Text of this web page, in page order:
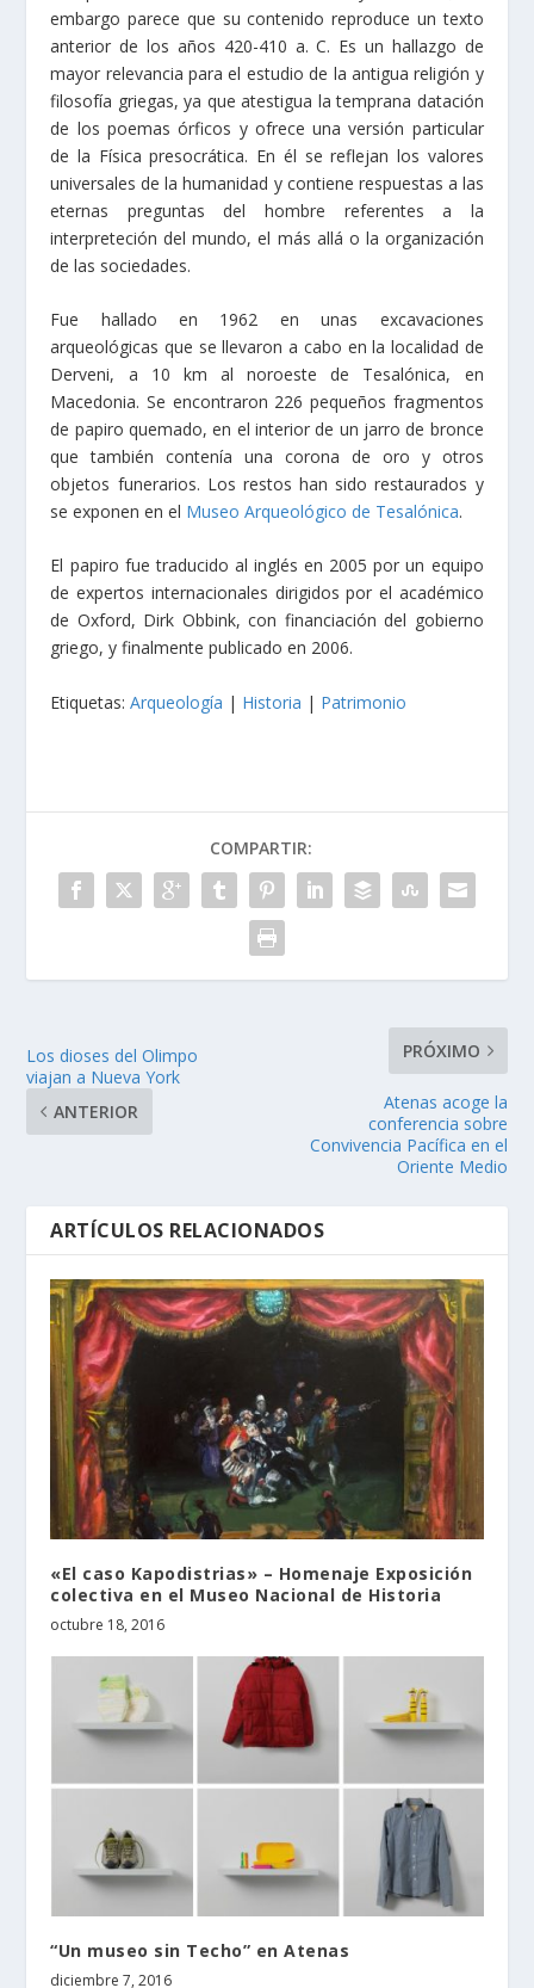
embargo parece que su contenido reproduce un texto
anterior de los años 420-410 a. C. Es un hallazgo de
mayor relevancia para el estudio de la antigua religión y
filosofía griegas, ya que atestigua la temprana datación
de los poemas órficos y ofrece una versión particular
de la Física presocrática. En él se reflejan los valores
universales de la humanidad y contiene respuestas a las
eternas preguntas del hombre referentes a la
interpreteción del mundo, el más allá o la organización
de las sociedades.
Fue hallado en 1962 en unas excavaciones
arqueológicas que se llevaron a cabo en la localidad de
Derveni, a 10 km al noroeste de Tesalónica, en
Macedonia. Se encontraron 226 pequeños fragmentos
de papiro quemado, en el interior de un jarro de bronce
que también contenía una corona de oro y otros
objetos funerarios. Los restos han sido restaurados y
se exponen en el Museo Arqueológico de Tesalónica.
El papiro fue traducido al inglés en 2005 por un equipo
de expertos internacionales dirigidos por el académico
de Oxford, Dirk Obbink, con financiación del gobierno
griego, y finalmente publicado en 2006.
Etiquetas:Arqueología | Historia | Patrimonio
COMPARTIR:
Los dioses del Olimpo
viajan a Nueva York
ANTERIOR
PRÓXIMO
Atenas acoge la
conferencia sobre
Convivencia Pacífica en el
Oriente Medio
ARTÍCULOS RELACIONADOS
«El caso Kapodistrias» – Homenaje Exposición
colectiva en el Museo Nacional de Historia
octubre 18, 2016
“Un museo sin Techo” en Atenas
diciembre 7, 2016